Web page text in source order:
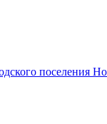
поселения